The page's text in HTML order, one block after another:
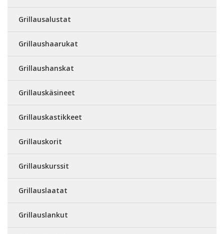
Grillausalustat
Grillaushaarukat
Grillaushanskat
Grillauskäsineet
Grillauskastikkeet
Grillauskorit
Grillauskurssit
Grillauslaatat
Grillauslankut